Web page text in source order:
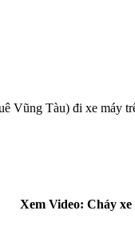
Vũng Tàu) đi xe máy
Xem Video: Cháy